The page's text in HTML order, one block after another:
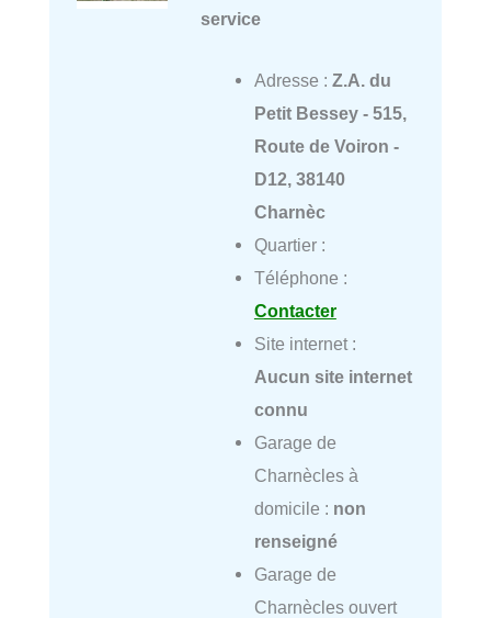
service
Adresse : Z.A. du
Petit Bessey - 515,
Route de Voiron -
D12, 38140
Charnèc
Quartier :
Téléphone :
Contacter
Site internet :
Aucun site internet
connu
Garage de
Charnècles à
domicile : non
renseigné
Garage de
Charnècles ouvert